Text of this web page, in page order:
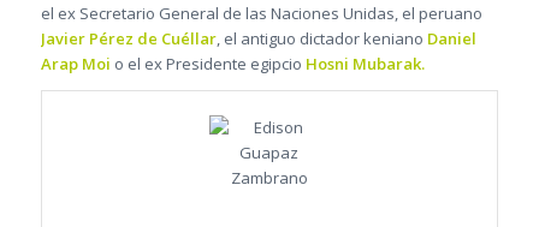
el ex Secretario General de las Naciones Unidas, el peruano
Javier Pérez de Cuéllar, el antiguo dictador keniano Daniel
Arap Moi o el ex Presidente egipcio Hosni Mubarak.